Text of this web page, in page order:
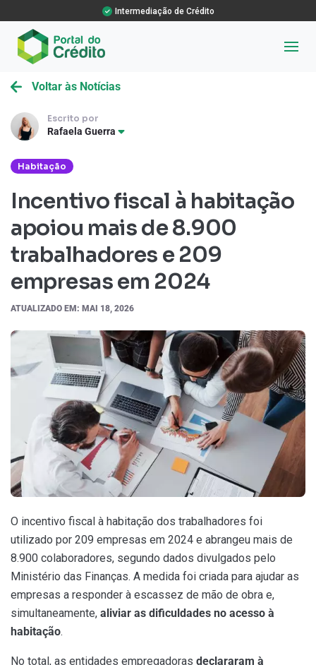
Intermediação de Crédito
Voltar às Notícias
Escrito por
Rafaela Guerra
Habitação
Incentivo fiscal à habitação
apoiou mais de 8.900
trabalhadores e 209
empresas em 2024
ATUALIZADO EM: MAI 18, 2026
O incentivo fiscal à habitação dos trabalhadores foi
utilizado por 209 empresas em 2024 e abrangeu mais de
8.900 colaboradores, segundo dados divulgados pelo
Ministério das Finanças. A medida foi criada para ajudar as
empresas a responder à escassez de mão de obra e,
simultaneamente, aliviar as dificuldades no acesso à
habitação.
No total, as entidades empregadoras declararam à